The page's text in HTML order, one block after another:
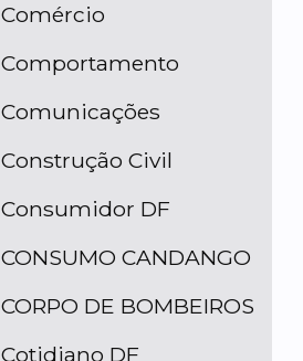
Comércio
Comportamento
Comunicações
Construção Civil
Consumidor DF
CONSUMO CANDANGO
CORPO DE BOMBEIROS
Cotidiano DF